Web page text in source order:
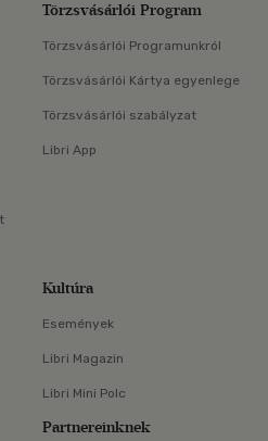
Törzsvásárlói Program
Törzsvásárlói Programunkról
Törzsvásárlói Kártya egyenlege
Törzsvásárlói szabályzat
Libri App
Kultúra
Események
Libri Magazin
Libri Mini Polc
Partnereinknek